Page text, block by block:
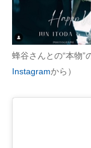
蜂谷さんとの“本物”
Instagramから）